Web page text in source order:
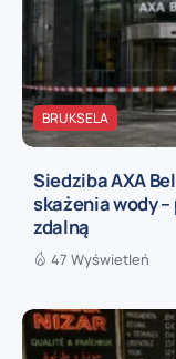
BRUKSELA
Siedziba AXA
skażenia wody
zdalną
47 Wyświetleń